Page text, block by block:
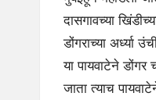
दासगावच्या
डोंगराच्या अर्ध्या
या पायवाटेने डोंगर
जाता त्याच